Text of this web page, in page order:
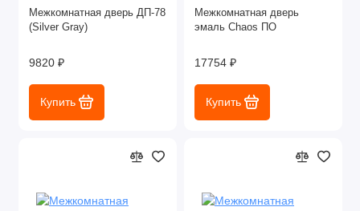
Межкомнатная дверь ДП-78
(Silver Gray)
9820 ₽
Купить
Межкомнатная дверь
эмаль Chaos ПО
17754 ₽
Купить